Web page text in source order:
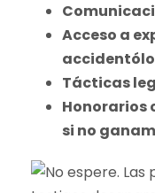
Acceso a
Tácticas
Honorarios
si no